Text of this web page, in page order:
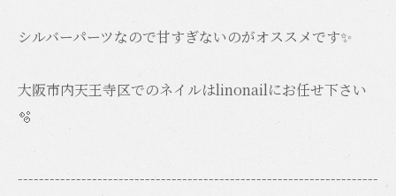
シルバーパーツなので甘すぎないのがオススメです✨
大阪市内天王寺区でのネイルはlinonailにお任せ下さい️
🫧
--------------------------------------------------------------------